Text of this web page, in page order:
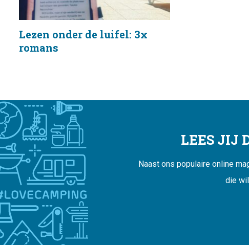
Lezen onder de luifel: 3x
romans
LEES JIJ
Naast ons populaire online
die